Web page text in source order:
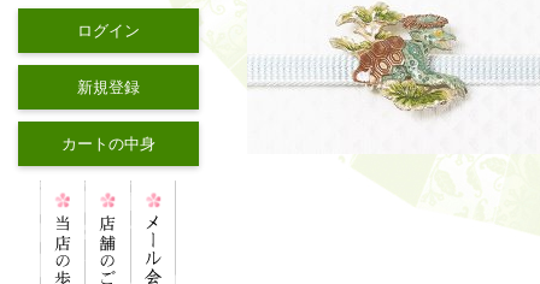
ログイン
新規登録
カートの中身